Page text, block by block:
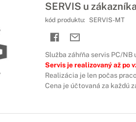
SERVIS u
kód produktu: SERVIS-MT
Služba záhŕňa servis PC/NB
Servis je realizovaný až po
Realizácia je len počas
Cena je účtovaná za každú